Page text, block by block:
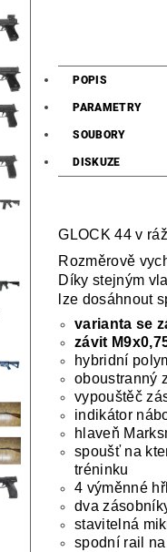
POPIS
PARAMETRY
SOUBORY
DISKUZE
GLOCK 44 v
Rozměrově
Díky stejným
lze dosáhnout
varianta se
závit
hybridní
oboustranný
vypouštěč
indikátor
hlaveň
spoušť na
tréninku
4 výměnné
dva
stavitelná
spodní rail